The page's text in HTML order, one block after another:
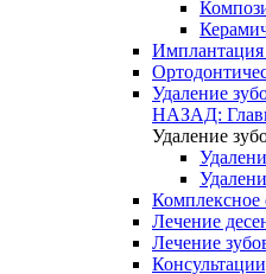
Имплантация
Удаление
НАЗАД:
Удаление
Комплексное
Лечение
Лечение